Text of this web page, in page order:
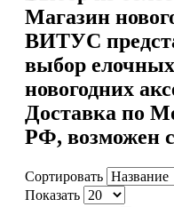
Магазин
ВИТУС
выбор
новогодних
Доставка по
РФ, возможен
Сортировать
Показать